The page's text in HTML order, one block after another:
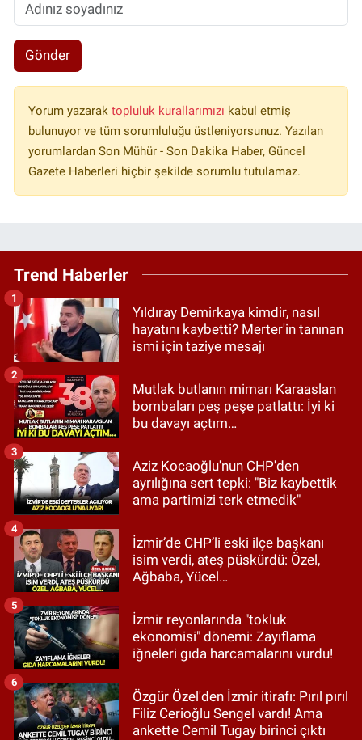
Gönder
Yorum yazarak topluluk kurallarımızı kabul etmiş
bulunuyor ve tüm sorumluluğu üstleniyorsunuz. Yazılan
yorumlardan Son Mühür - Son Dakika Haber, Güncel
Gazete Haberleri hiçbir şekilde sorumlu tutulamaz.
Trend Haberler
Yıldıray Demirkaya kimdir, nasıl
hayatını kaybetti? Merter'in tanınan
ismi için taziye mesajı
1
Mutlak butlanın mimarı Karaaslan
bombaları peş peşe patlattı: İyi ki
bu davayı açtım…
2
Aziz Kocaoğlu'nun CHP'den
ayrılığına sert tepki: "Biz kaybettik
ama partimizi terk etmedik"
3
İzmir’de CHP’li eski ilçe başkanı
isim verdi, ateş püskürdü: Özel,
Ağbaba, Yücel…
4
İzmir reyonlarında "tokluk
ekonomisi" dönemi: Zayıflama
iğneleri gıda harcamalarını vurdu!
5
Özgür Özel'den İzmir itirafı: Pırıl pırıl
Filiz Cerioğlu Sengel vardı! Ama
ankette Cemil Tugay birinci çıktı
6